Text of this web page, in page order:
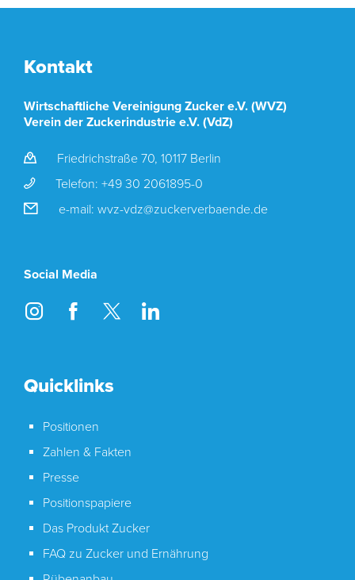
Kontakt
Wirtschaftliche Vereinigung Zucker e.V. (WVZ)
Verein der Zuckerindustrie e.V. (VdZ)
Friedrichstraße 70, 10117 Berlin
Telefon: +49 30 2061895-0
e-mail: wvz-vdz@zuckerverbaende.de
Social Media
InstagramFacebookTwitter
Quicklinks
Positionen
Zahlen & Fakten
Presse
Positionspapiere
Das Produkt Zucker
FAQ zu Zucker und Ernährung